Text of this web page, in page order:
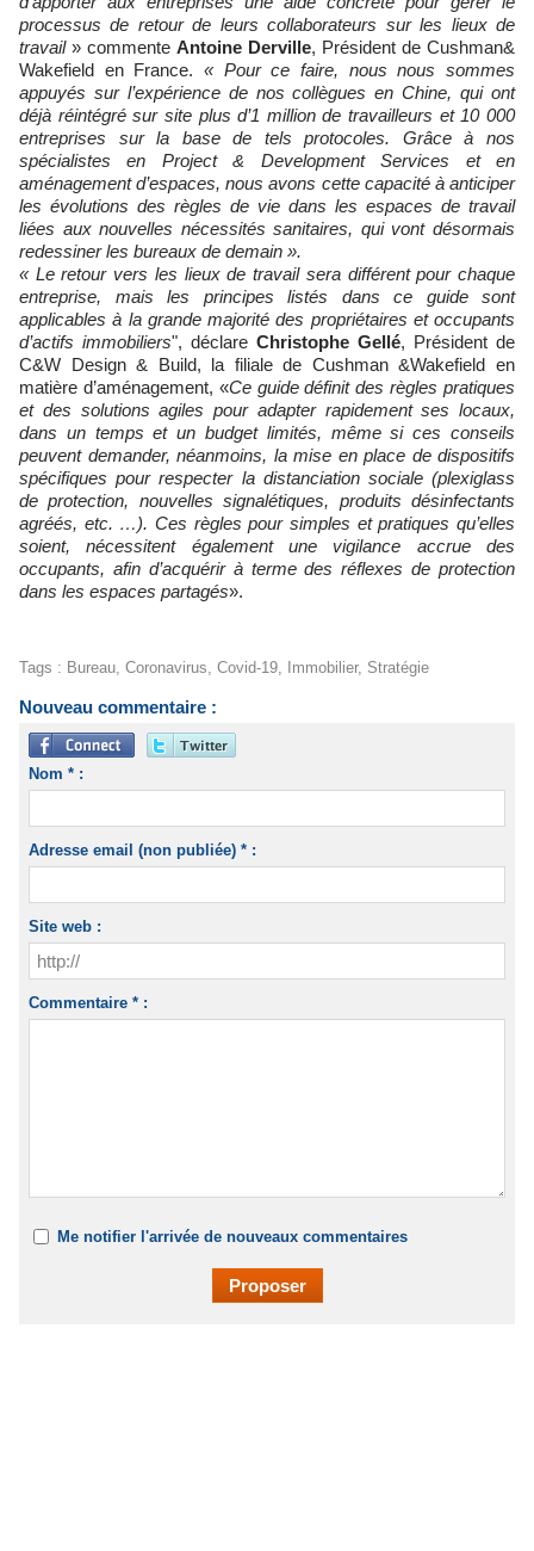
processus de retour de leurs collaborateurs sur les lieux de
travail» commente Antoine Derville, Président de Cushman&
Wakefield en France. « Pour ce faire, nous nous sommes
appuyés sur l’expérience de nos collègues en Chine, qui ont
déjà réintégré sur site plus d’1 million de travailleurs et 10 000
entreprises sur la base de tels protocoles. Grâce à nos
spécialistes en Project & Development Services et en
aménagement d’espaces, nous avons cette capacité à anticiper
les évolutions des règles de vie dans les espaces de travail
liées aux nouvelles nécessités sanitaires, qui vont désormais
redessiner les bureaux de demain ».
« Le retour vers les lieux de travail sera différent pour chaque
entreprise, mais les principes listés dans ce guide sont
applicables à la grande majorité des propriétaires et occupants
d’actifs immobiliers", déclare Christophe Gellé, Président de
C&W Design & Build, la filiale de Cushman &Wakefield en
matière d’aménagement, «Ce guide définit des règles pratiques
et des solutions agiles pour adapter rapidement ses locaux,
dans un temps et un budget limités, même si ces conseils
peuvent demander, néanmoins, la mise en place de dispositifs
spécifiques pour respecter la distanciation sociale (plexiglass
de protection, nouvelles signalétiques, produits désinfectants
agréés, etc. …). Ces règles pour simples et pratiques qu’elles
soient, nécessitent également une vigilance accrue des
occupants, afin d’acquérir à terme des réflexes de protection
dans les espaces partagés».
Tags : Bureau Coronavirus Covid-19 Immobilier, Stratégie
Nouveau commentaire :
Nom * :
Adresse email (non publiée) * :
Site web :
Commentaire * :
Me notifier l'arrivée de nouveaux commentaires